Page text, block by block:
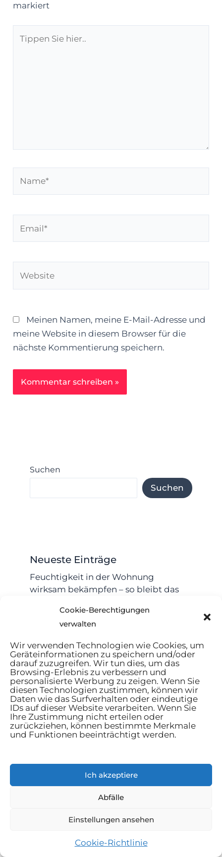
Cookie-Berechtigungen
verwalten
Wir verwenden Technologien wie Cookies, um
Geräteinformationen zu speichern und/oder
darauf zuzugreifen. Wir tun dies, um das
Browsing-Erlebnis zu verbessern und
personalisierte Werbung zu zeigen. Wenn Sie
diesen Technologien zustimmen, können wir
Daten wie das Surfverhalten oder eindeutige
IDs auf dieser Website verarbeiten. Wenn Sie
Ihre Zustimmung nicht erteilen oder
zurückziehen, können bestimmte Merkmale
und Funktionen beeinträchtigt werden.
Ich akzeptiere
Abfälle
Einstellungen ansehen
Cookie-Richtlinie
markiert
Meinen Namen, meine E-Mail-Adresse und
meine Website in diesem Browser für die
nächste Kommentierung speichern.
Suchen
Suchen
Neueste Einträge
Feuchtigkeit in der Wohnung
wirksam bekämpfen – so bleibt das
Wie wählt man das perfekte Garn zum
Sportlich-elegant: Wie Männer
Komfort und Klasse souverän
verbinden
Optimale Lagerung – kennen Sie das
Erfolgsgeheimnis von Gastronomie-
Kühlschränken?
Den ersten Oldtimer kaufen – was
Kategorien